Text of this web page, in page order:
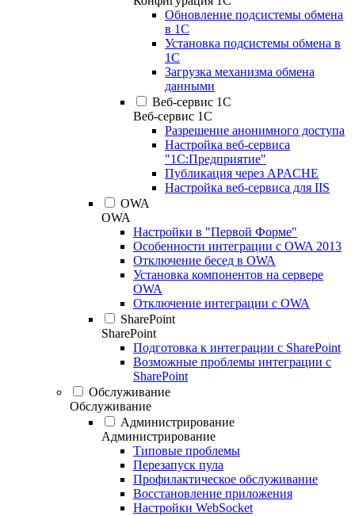
Обновление подсистемы обмена
в 1С
Установка подсистемы обмена в
1С
Загрузка механизма обмена
данными
Веб-сервис 1С
Веб-сервис 1С
Разрешение анонимного доступа
Настройка веб-сервиса
"1С:Предприятие"
Публикация через APACHE
Настройка веб-сервиса для IIS
OWA
OWA
Настройки в "Первой Форме"
Особенности интеграции с OWA 2013
Отключение бесед в OWA
Установка компонентов на сервере
OWA
Отключение интеграции с OWA
SharePoint
SharePoint
Подготовка к интеграции с SharePoint
Возможные проблемы интеграции с
SharePoint
Обслуживание
Обслуживание
Администрирование
Администрирование
Типовые проблемы
Перезапуск пула
Профилактическое обслуживание
Восстановление приложения
Настройки WebSocket